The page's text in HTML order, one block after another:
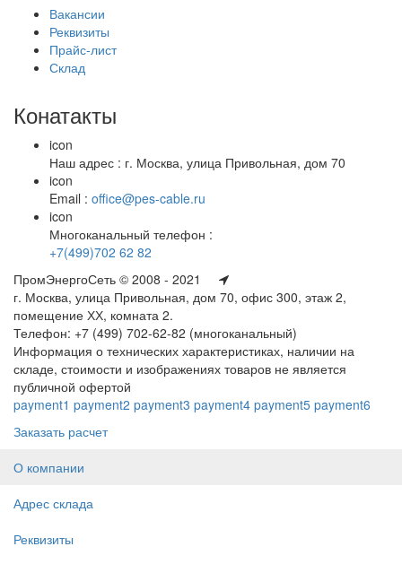
Вакансии
Реквизиты
Прайс-лист
Склад
Конатакты
icon
Наш адрес : г. Москва, улица Привольная, дом 70
icon
Email : office@pes-cable.ru
icon
Многоканальный телефон :
+7(499)702 62 82
ПромЭнергоСеть © 2008 - 2021
г. Москва, улица Привольная, дом 70, офис 300, этаж 2,
помещение ХХ, комната 2.
Телефон: +7 (499) 702-62-82 (многоканальный)
Информация о технических характеристиках, наличии на
складе, стоимости и изображениях товаров не является
публичной офертой
payment1 payment2 payment3 payment4 payment5 payment6
Заказать расчет
О компании
Адрес склада
Реквизиты